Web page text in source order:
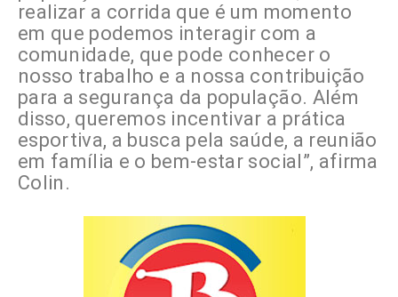
realizar a corrida que é um momento
em que podemos interagir com a
comunidade, que pode conhecer o
nosso trabalho e a nossa contribuição
para a segurança da população. Além
disso, queremos incentivar a prática
esportiva, a busca pela saúde, a reunião
em família e o bem-estar social”, afirma
Colin.